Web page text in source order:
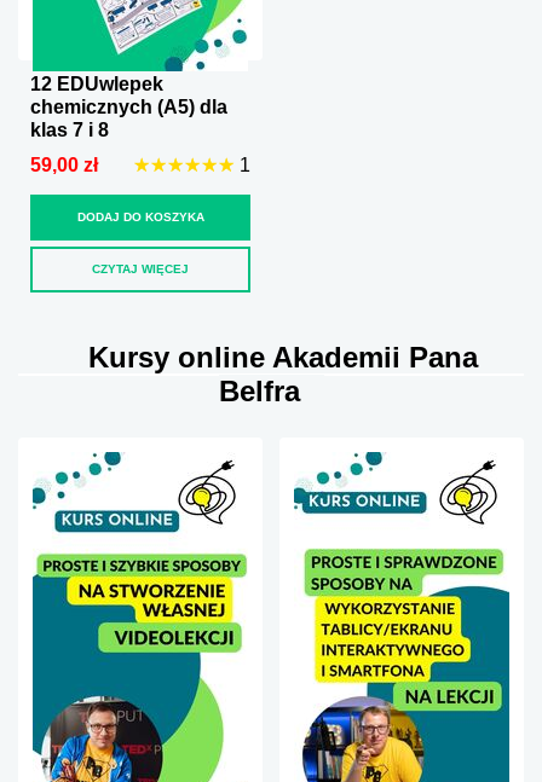
12 EDUwlepek
chemicznych (A5) dla
klas 7 i 8
59,00 zł
☆☆☆☆☆☆
★★★★★★ 1
DODAJ DO KOSZYKA
CZYTAJ WIĘCEJ
Kursy online Akademii Pana
Belfra